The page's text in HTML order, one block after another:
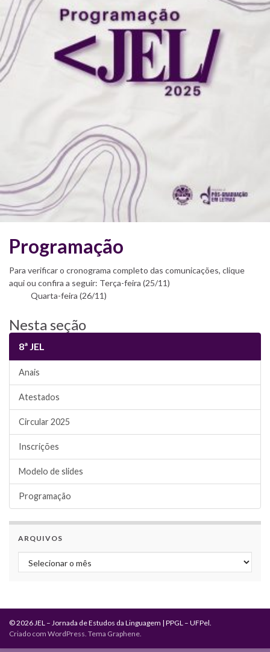
Programação
Para verificar o cronograma completo das comunicações, clique
aqui ou confira a seguir: Terça-feira (25/11)
Quarta-feira (26/11)
Nesta seção
8ª JEL
Anais
Atestados
Circular 2025
Inscrições
Modelo de slides
Programação
ARQUIVOS
Arquivos
© 2026 JEL – Jornada de Estudos da Linguagem | PPGL – UFPel.
Criado com WordPress. Tema Graphene.